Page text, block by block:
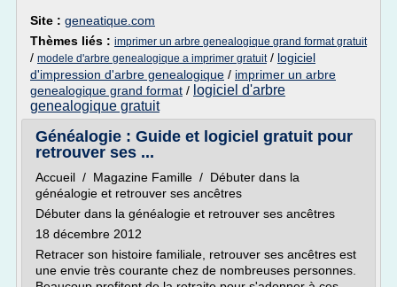
Site : geneatique.com
Thèmes liés : imprimer un arbre genealogique grand format gratuit
/ modele d'arbre genealogique a imprimer gratuit/ logiciel
d'impression d'arbre genealogique / imprimer un arbre
genealogique grand format / logiciel d'arbre
genealogique gratuit
Généalogie : Guide et logiciel gratuit pour
retrouver ses ...
Accueil / Magazine Famille / Débuter dans la
généalogie et retrouver ses ancêtres
Débuter dans la généalogie et retrouver ses ancêtres
18 décembre 2012
Retracer son histoire familiale, retrouver ses ancêtres est
une envie très courante chez de nombreuses personnes.